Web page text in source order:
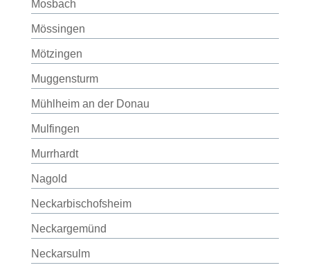
Mosbach
Mössingen
Mötzingen
Muggensturm
Mühlheim an der Donau
Mulfingen
Murrhardt
Nagold
Neckarbischofsheim
Neckargemünd
Neckarsulm